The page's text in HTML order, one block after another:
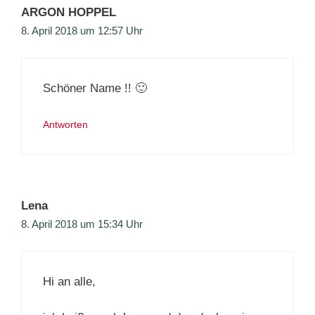
ARGON HOPPEL
8. April 2018 um 12:57 Uhr
Schöner Name !! 🙂
Antworten
Lena
8. April 2018 um 15:34 Uhr
Hi an alle,